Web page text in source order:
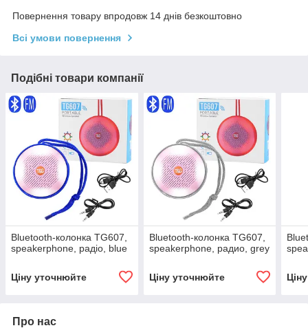
Повернення товару впродовж 14 днів безкоштовно
Всі умови повернення
Подібні товари компанії
Bluetooth-колонка TG607,
speakerphone, радіо, blue
Ціну уточнюйте
Bluetooth-колонка TG607,
speakerphone, радио, grey
Ціну уточнюйте
Про нас